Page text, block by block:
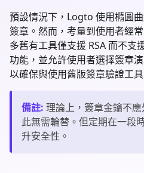
預設情況下，Logto 使用橢圓
簽章。然而，考量到使用者經
多舊有工具僅支援 RSA 而不支
功能，並允許使用者選擇簽章演
以確保與使用舊版簽章驗證工
備註: 理論上，簽章金鑰不
此無需輪替。但定期在一段
升安全性。